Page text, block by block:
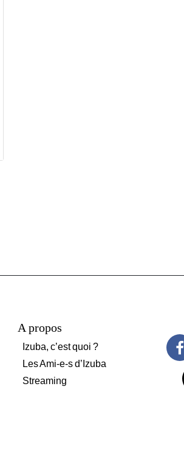
A propos
Izuba, c’est quoi ?
Les Ami-e-s d’Izuba
Streaming